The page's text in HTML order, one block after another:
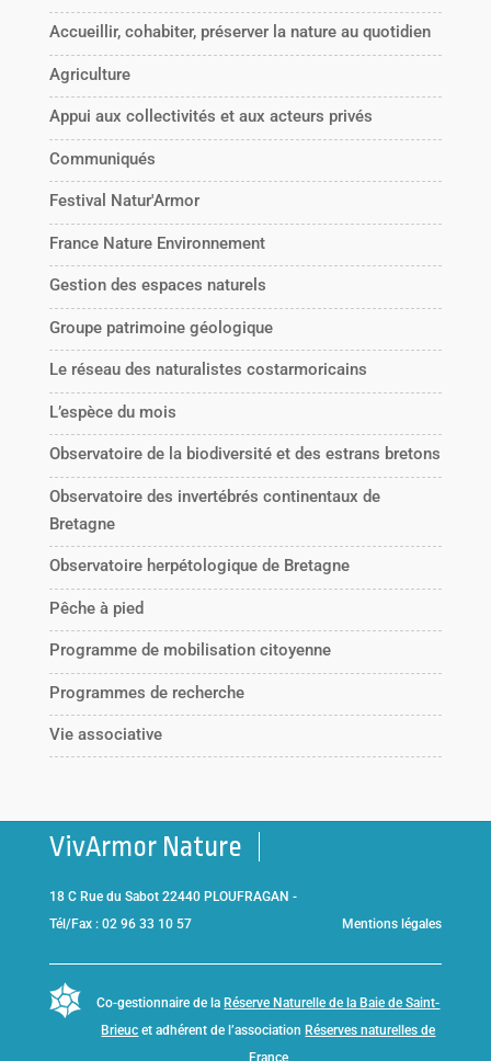
Accueillir, cohabiter, préserver la nature au quotidien
Agriculture
Appui aux collectivités et aux acteurs privés
Communiqués
Festival Natur'Armor
France Nature Environnement
Gestion des espaces naturels
Groupe patrimoine géologique
Le réseau des naturalistes costarmoricains
L’espèce du mois
Observatoire de la biodiversité et des estrans bretons
Observatoire des invertébrés continentaux de
Bretagne
Observatoire herpétologique de Bretagne
Pêche à pied
Programme de mobilisation citoyenne
Programmes de recherche
Vie associative
VivArmor Nature
18 C Rue du Sabot 22440 PLOUFRAGAN -
Tél/Fax : 02 96 33 10 57
Mentions légales
Co-gestionnaire de la Réserve Naturelle de la Baie de Saint-
Brieuc et adhérent de l’association Réserves naturelles de